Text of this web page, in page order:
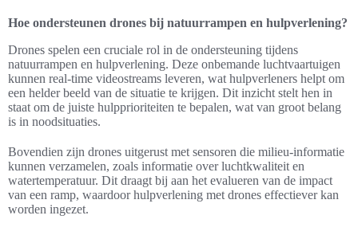
Hoe ondersteunen drones bij natuurrampen en hulpverlening?
Drones spelen een cruciale rol in de ondersteuning tijdens
natuurrampen en hulpverlening. Deze onbemande luchtvaartuigen
kunnen real-time videostreams leveren, wat hulpverleners helpt om
een helder beeld van de situatie te krijgen. Dit inzicht stelt hen in
staat om de juiste hulpprioriteiten te bepalen, wat van groot belang
is in noodsituaties.
Bovendien zijn drones uitgerust met sensoren die milieu-informatie
kunnen verzamelen, zoals informatie over luchtkwaliteit en
watertemperatuur. Dit draagt bij aan het evalueren van de impact
van een ramp, waardoor hulpverlening met drones effectiever kan
worden ingezet.